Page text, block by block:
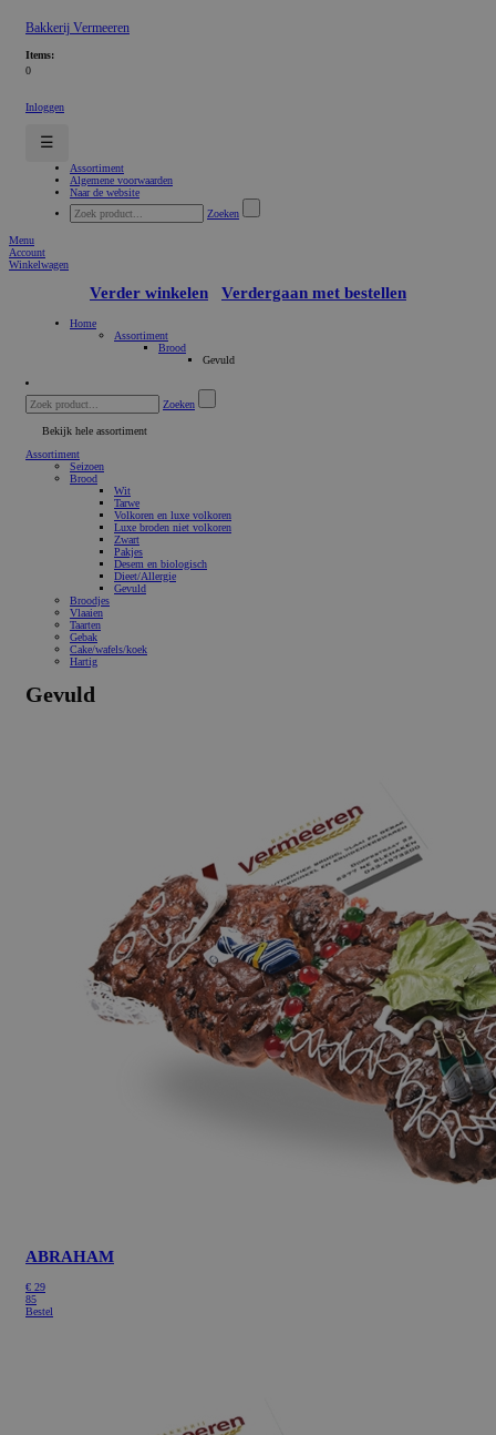
Bakkerij Vermeeren
Items:
0
Inloggen
☰
Assortiment
Algemene voorwaarden
Naar de website
Zoeken
Menu
Account
Winkelwagen
Verder winkelen Verdergaan met bestellen
Home
Assortiment
Brood
Gevuld
Zoeken
Bekijk hele assortiment
Assortiment
Seizoen
Brood
Wit
Tarwe
Volkoren en luxe volkoren
Luxe broden niet volkoren
Zwart
Pakjes
Desem en biologisch
Dieet/Allergie
Gevuld
Broodjes
Vlaaien
Taarten
Gebak
Cake/wafels/koek
Hartig
Gevuld
ABRAHAM
€ 29
85
Bestel